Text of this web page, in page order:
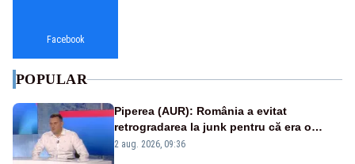
Facebook
POPULAR
Piperea (AUR): România a evitat
retrogradarea la junk pentru că era o
catastrofă pentru bănci și fondurile de
2 aug. 2026, 09:36